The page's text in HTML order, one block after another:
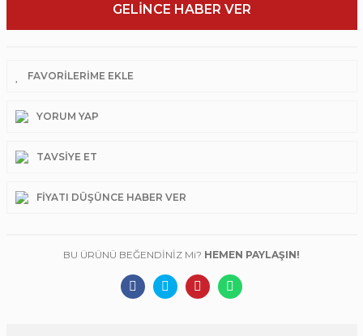
GELİNCE HABER VER
YORUM YAP
TAVSIYE ET
FIYATI DÜŞÜNCE HABER VER
BU ÜRÜNÜ BEĞENDİNİZ Mi? HEMEN PAYLAŞIN!